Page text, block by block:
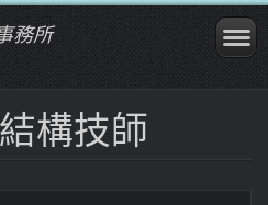
務所
構技師